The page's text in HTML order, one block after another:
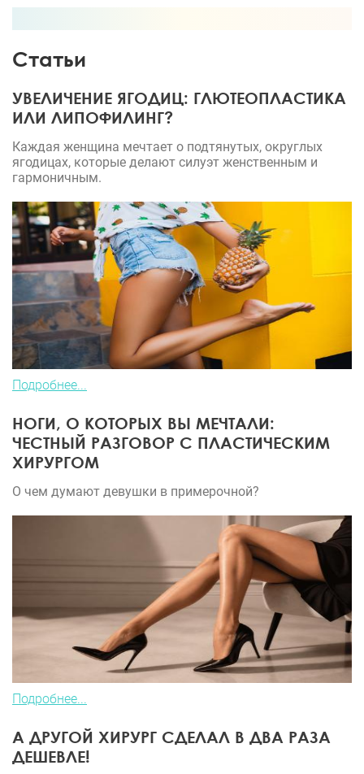
Статьи
УВЕЛИЧЕНИЕ ЯГОДИЦ: ГЛЮТЕОПЛАСТИКА
ИЛИ ЛИПОФИЛИНГ?
Каждая женщина мечтает о подтянутых, округлых
ягодицах, которые делают силуэт женственным и
гармоничным.
Подробнее...
НОГИ, О КОТОРЫХ ВЫ МЕЧТАЛИ:
ЧЕСТНЫЙ РАЗГОВОР С ПЛАСТИЧЕСКИМ
ХИРУРГОМ
О чем думают девушки в примерочной?
Подробнее...
А ДРУГОЙ ХИРУРГ СДЕЛАЛ В ДВА РАЗА
ДЕШЕВЛЕ!